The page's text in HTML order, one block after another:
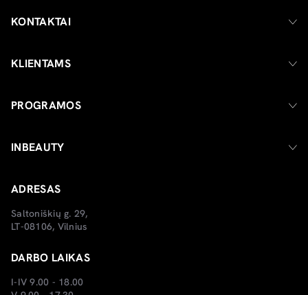
KONTAKTAI
KLIENTAMS
PROGRAMOS
INBEAUTY
ADRESAS
Saltoniškių g. 29,
LT-08106, Vilnius
DARBO LAIKAS
I-IV 9.00 - 18.00